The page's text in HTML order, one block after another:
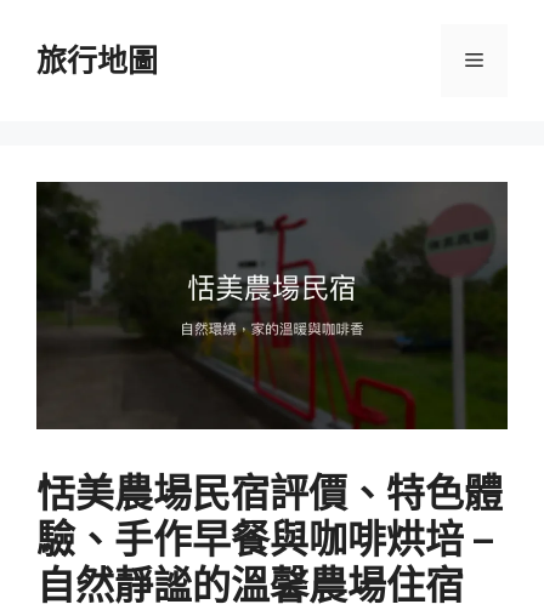
旅行地圖 選
恬美農場民宿評價、特色體
驗、手作早餐與咖啡烘培 –
自然靜謐的溫馨農場住宿